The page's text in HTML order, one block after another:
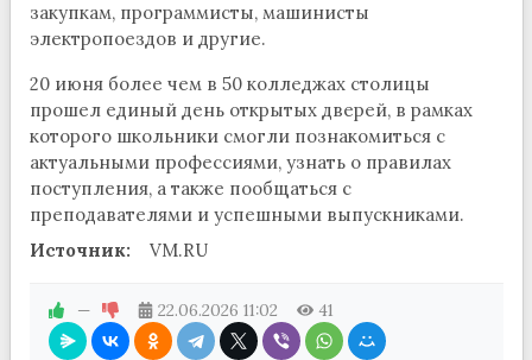
закупкам, программисты, машинисты
электропоездов и другие.
20 июня более чем в 50 колледжах столицы
прошел единый день открытых дверей, в рамках
которого школьники смогли познакомиться с
актуальными профессиями, узнать о правилах
поступления, а также пообщаться с
преподавателями и успешными выпускниками.
Источник:
VM.RU
— 22.06.2026 11:02 41